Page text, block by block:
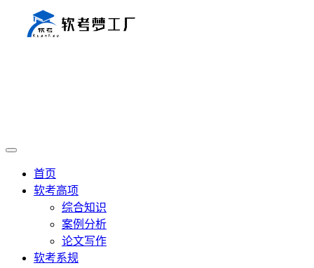
首页
软考高项
综合知识
案例分析
论文写作
软考系规